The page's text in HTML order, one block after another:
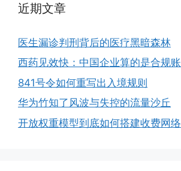
近期文章
医生漏诊判刑背后的医疗黑暗森林
西药见效快：中国企业算的是合规账
841号令如何重写出入境规则
华为竹知了风波与失控的流量沙丘
开放权重模型到底如何搭建收费网络